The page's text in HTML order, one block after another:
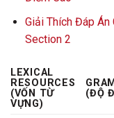
Giải Thích Đáp
Section 2
LEXICAL
RESOURCES
(VỐN TỪ
VỰNG)
(ĐỘ